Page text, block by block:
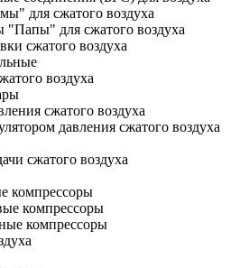
для сжатого воздуха
для сжатого воздуха
сжатого воздуха
воздуха
сжатого воздуха
давления сжатого воздуха
сжатого воздуха
компрессоры
компрессоры
компрессоры